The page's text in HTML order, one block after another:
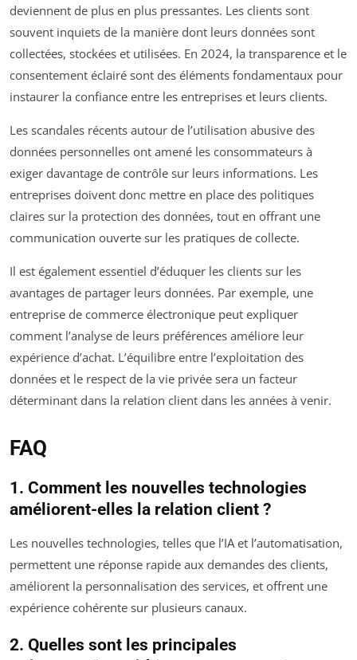
deviennent de plus en plus pressantes. Les clients sont
souvent inquiets de la manière dont leurs données sont
collectées, stockées et utilisées. En 2024, la transparence et le
consentement éclairé sont des éléments fondamentaux pour
instaurer la confiance entre les entreprises et leurs clients.
Les scandales récents autour de l’utilisation abusive des
données personnelles ont amené les consommateurs à
exiger davantage de contrôle sur leurs informations. Les
entreprises doivent donc mettre en place des politiques
claires sur la protection des données, tout en offrant une
communication ouverte sur les pratiques de collecte.
Il est également essentiel d’éduquer les clients sur les
avantages de partager leurs données. Par exemple, une
entreprise de commerce électronique peut expliquer
comment l’analyse de leurs préférences améliore leur
expérience d’achat. L’équilibre entre l’exploitation des
données et le respect de la vie privée sera un facteur
déterminant dans la relation client dans les années à venir.
FAQ
1. Comment les nouvelles technologies
améliorent-elles la relation client ?
Les nouvelles technologies, telles que l’IA et l’automatisation,
permettent une réponse rapide aux demandes des clients,
améliorent la personnalisation des services, et offrent une
expérience cohérente sur plusieurs canaux.
2. Quelles sont les principales